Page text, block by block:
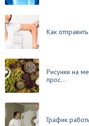
Как
Рисунки на
прос...
График